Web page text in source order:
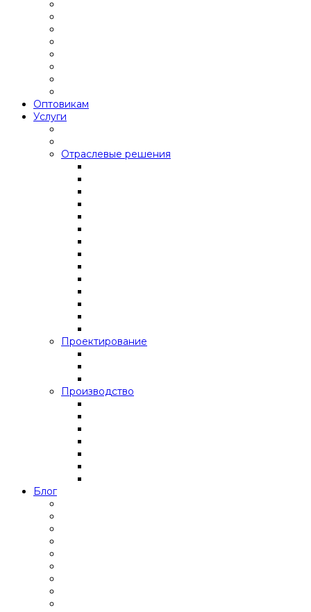
Оптовикам
Услуги
Отраслевые решения
Проектирование
Производство
Блог